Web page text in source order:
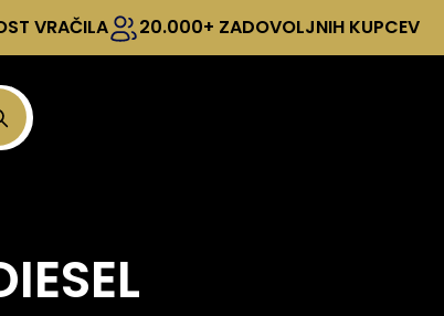
VRAČILA 20.000+ ZADOVOLJNIH KUPCEV